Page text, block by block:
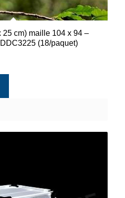
25 cm) maille 104 x 94 –
(18/paquet)